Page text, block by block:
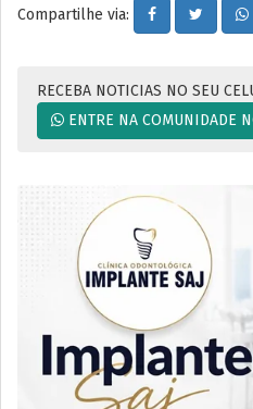
Compartilhe via:
RECEBA NOTICIAS NO SEU
ENTRE NA COMUNIDADE